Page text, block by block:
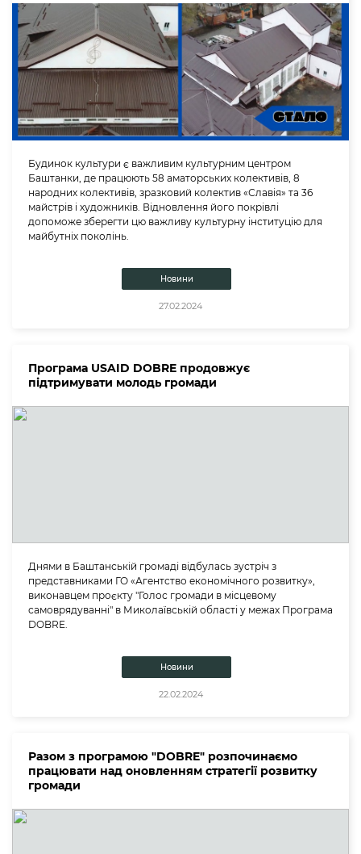
Будинок культури є важливим культурним центром
Баштанки, де працюють 58 аматорських колективів, 8
народних колективів, зразковий колектив «Славія» та 36
майстрів і художників. Відновлення його покрівлі
допоможе зберегти цю важливу культурну інституцію для
майбутніх поколінь.
Новини
27.02.2024
Програма USAID DOBRE продовжує
підтримувати молодь громади
Днями в Баштанській громаді відбулась зустріч з
представниками ГО «Агентство економічного розвитку»,
виконавцем проєкту "Голос громади в місцевому
самоврядуванні" в Миколаївській області у межах Програма
DOBRE.
Новини
22.02.2024
Разом з програмою "DOBRE" розпочинаємо
працювати над оновленням стратегії розвитку
громади